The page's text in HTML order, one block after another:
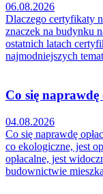
06.08.2026
Dlaczego certyfikaty
znaczek na budynku
ostatnich latach
najmodniejszych
Co się naprawdę
04.08.2026
Co się naprawdę
co ekologiczne, jest
opłacalne, jest
budownictwie